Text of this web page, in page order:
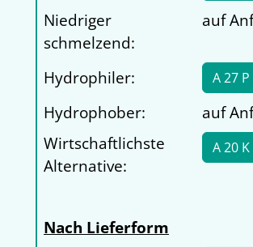
Niedriger
schmelzend:
auf
Hydrophiler: A 27 P
Hydrophober:
auf
Wirtschaftlichste
Alternative:
A 20 K
Nach Lieferform